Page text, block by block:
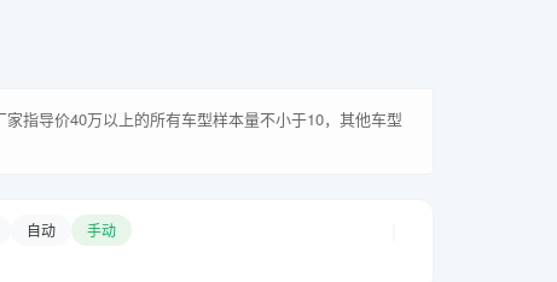
指导价40万以上的所有车型样本量不小于10，其他车型
自动 手动